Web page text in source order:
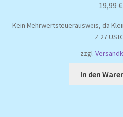
19,99 €
Kein Mehrwertsteuerausweis, da
Z 27
zzgl.
In den